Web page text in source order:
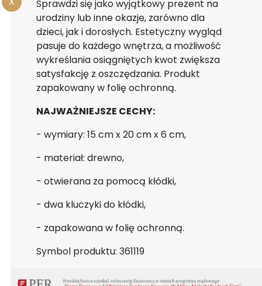
Sprawdzi się jako wyjątkowy prezent na
urodziny lub inne okazje, zarówno dla
dzieci, jak i dorosłych. Estetyczny wygląd
pasuje do każdego wnętrza, a możliwość
wykreślania osiągniętych kwot zwiększa
satysfakcję z oszczędzania. Produkt
zapakowany w folię ochronną.
NAJWAŻNIEJSZE CECHY:
- wymiary: 15 cm x 20 cm x 6 cm,
- materiał: drewno,
- otwierana za pomocą kłódki,
- dwa kluczyki do kłódki,
- zapakowana w folię ochronną.
Symbol produktu: 361119